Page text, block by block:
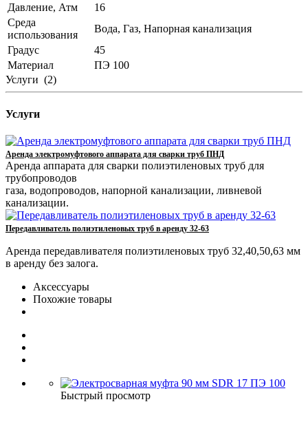
Давление, Атм
16
Среда
использования
Вода, Газ, Напорная канализация
Градус
45
Материал
ПЭ 100
Услуги (2)
Услуги
Аренда электромуфтового аппарата для сварки труб ПНД
Аренда аппарата для сварки полиэтиленовых труб для
трубопроводов
газа, водопроводов, напорной канализации, ливневой
канализации.
Передавливатель полиэтиленовых труб в аренду 32-63
Аренда передавливателя полиэтиленовых труб 32,40,50,63 мм
в аренду без залога.
Аксессуары
Похожие товары
Быстрый просмотр